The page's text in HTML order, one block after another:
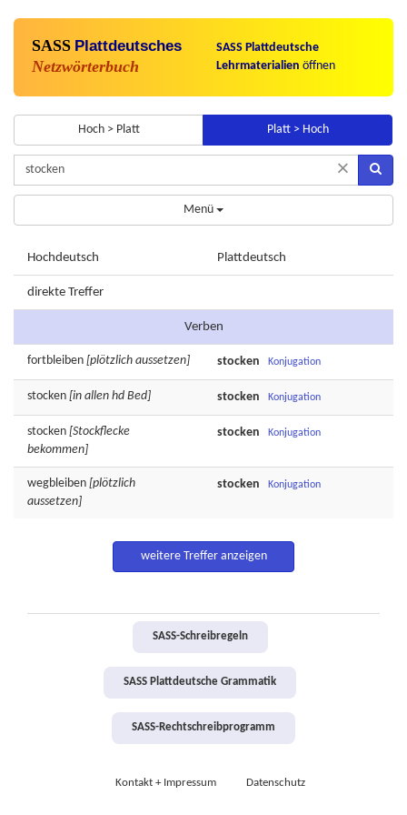
SASS Plattdeutsches
Netzwörterbuch
SASS Plattdeutsche
Lehrmaterialien öffnen
Hoch > Platt Platt > Hoch
×
Menü
Hochdeutsch Plattdeutsch
direkte Treffer
Verben
fortbleiben [plötzlich aussetzen] stocken Konjugation
stocken [in allen hd Bed] stocken Konjugation
stocken [Stockflecke
bekommen]
stocken Konjugation
wegbleiben [plötzlich
aussetzen]
stocken Konjugation
weitere Treffer anzeigen
SASS-Schreibregeln
SASS Plattdeutsche Grammatik
SASS-Rechtschreibprogramm
Kontakt + Impressum Datenschutz